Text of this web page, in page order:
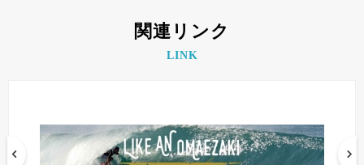
関連リンク
LINK